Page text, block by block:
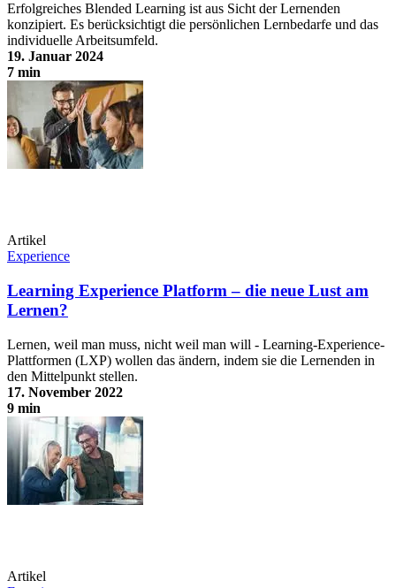
Erfolgreiches Blended Learning ist aus Sicht der Lernenden
konzipiert. Es berücksichtigt die persönlichen Lernbedarfe und das
individuelle Arbeitsumfeld.
19. Januar 2024
7 min
Blended Learning reloaded – ein Klassiker erfindet sich neu
Artikel
Experience
Learning Experience Platform – die neue Lust am
Lernen?
Lernen, weil man muss, nicht weil man will - Learning-Experience-
Plattformen (LXP) wollen das ändern, indem sie die Lernenden in
den Mittelpunkt stellen.
17. November 2022
9 min
Learning Experience Platform – die neue Lust am Lernen?
Artikel